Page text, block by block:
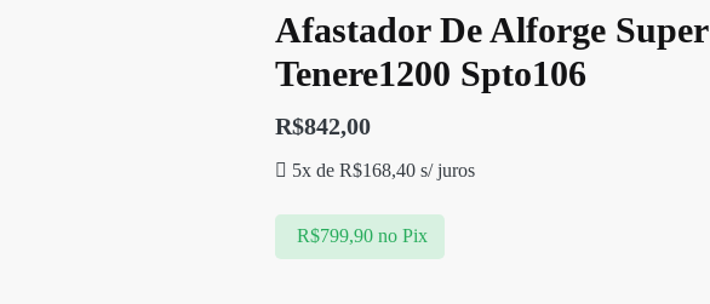
Afastador De Alforge Super
Tenere1200 Spto106
R$842,00
5x deR$168,40 s/ juros
R$799,90 no Pix